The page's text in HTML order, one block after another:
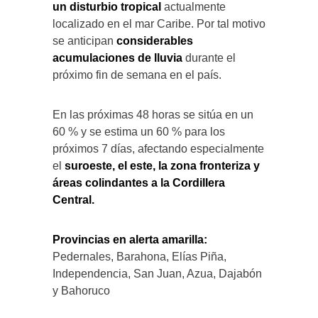
un disturbio tropical actualmente
localizado en el mar Caribe. Por tal motivo
se anticipan considerables
acumulaciones de lluvia durante el
próximo fin de semana en el país.
En las próximas 48 horas se sitúa en un
60 % y se estima un 60 % para los
próximos 7 días, afectando especialmente
el suroeste, el este, la zona fronteriza y
áreas colindantes a la Cordillera
Central.
Provincias en alerta amarilla:
Pedernales, Barahona, Elías Piña,
Independencia, San Juan, Azua, Dajabón
y Bahoruco